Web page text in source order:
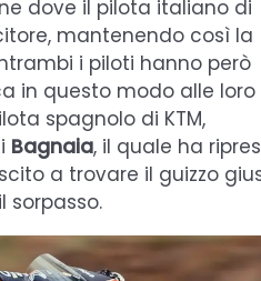
dove il pilota italiano di
mantenendo così la
i piloti hanno però
in questo modo alle loro
spagnolo di KTM,
Bagnaia, il quale ha
a trovare il guizzo
sorpasso.